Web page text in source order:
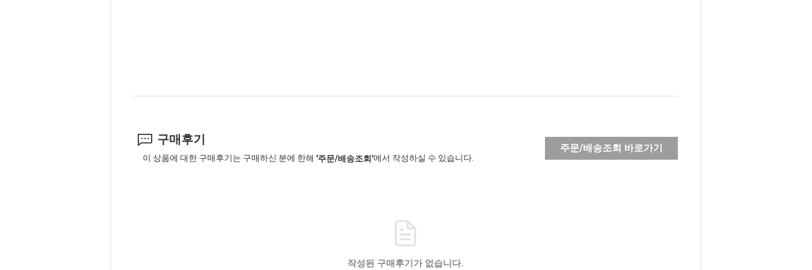
구매후기
이 상품에 대한 구매후기는 구매하신 분에 한해 '주문/배송조회'에서 작성하실 수 있습니다.
주문/배송조회 바로가기
작성된 구매후기가 없습니다.